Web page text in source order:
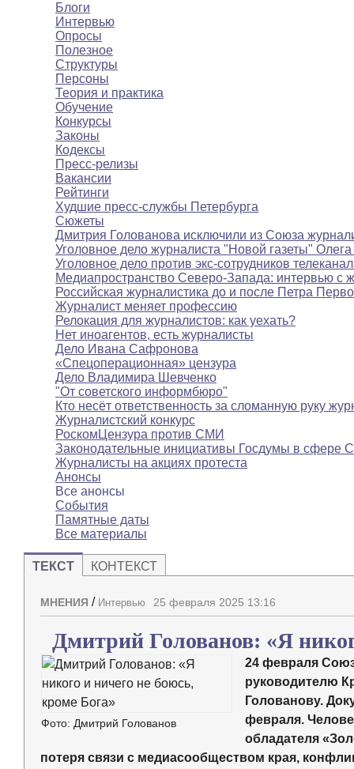
Блоги
Интервью
Опросы
Полезное
Структуры
Персоны
Теория и практика
Обучение
Конкурсы
Законы
Кодексы
Пресс-релизы
Вакансии
Рейтинги
Худшие пресс-службы Петербурга
Сюжеты
Дмитрия Голованова исключили из Союза
Уголовное дело журналиста "Новой газеты"
Уголовное дело против экс-сотрудников
Медиапространство Северо-Запада: интервью с
Российская журналистика до и после Петра
Журналист меняет профессию
Релокация для журналистов: как уехать?
Нет иноагентов, есть журналисты
Дело Ивана Сафронова
«Спецоперационная» цензура
Дело Владимира Шевченко
"От советского информбюро"
Кто несёт ответственность за сломанную руку
Журналистский конкурс
РоскомЦензура против СМИ
Законодательные инициативы Госдумы в сфере
Журналисты на акциях протеста
Анонсы
Все анонсы
События
Памятные даты
Все материалы
ТЕКСТ КОНТЕКСТ
МНЕНИЯ / Интервью 25 февраля 2025 13:16
Дмитрий Голованов: «Я
Фото: Дмитрий Голованов
24 февраля
руководителю
Голованову.
февраля.
обладателя
потеря связи с медиасообществом края,